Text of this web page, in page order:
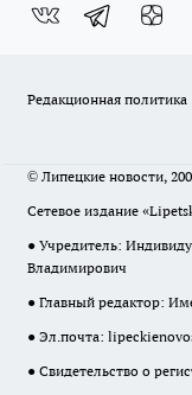
Редакционная политика
© Липецкие новости,
Сетевое издание
● Учредитель:
Владимирович
● Главный редактор:
● Эл.почта:
● Свидетельство о